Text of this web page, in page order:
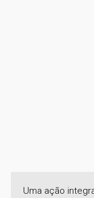
Uma ação